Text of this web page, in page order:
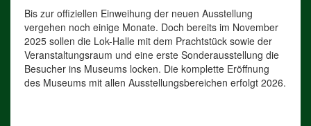
Bis zur offiziellen Einweihung der neuen Ausstellung
vergehen noch einige Monate. Doch bereits im November
2025 sollen die Lok-Halle mit dem Prachtstück sowie der
Veranstaltungsraum und eine erste Sonderausstellung die
Besucher ins Museums locken. Die komplette Eröffnung
des Museums mit allen Ausstellungsbereichen erfolgt 2026.